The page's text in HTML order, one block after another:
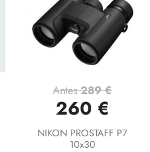
Antes289 €
260 €
NIKON PROSTAFF P7
10x30